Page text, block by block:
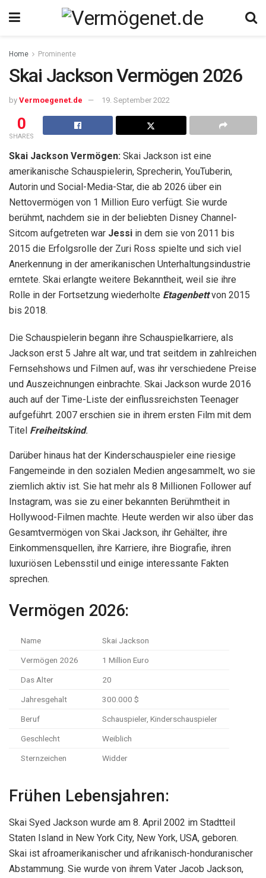
Home Prominente
Skai Jackson Vermögen 2026
by Vermoegenet.de 19. September 2022
0
SHARES
Skai Jackson Vermögen: Skai Jackson ist eine
amerikanische Schauspielerin, Sprecherin, YouTuberin,
Autorin und Social-Media-Star, die ab 2026 über ein
Nettovermögen von 1 Million Euro verfügt. Sie wurde
berühmt, nachdem sie in der beliebten Disney Channel-
Sitcom aufgetreten war Jessi in dem sie von 2011 bis
2015 die Erfolgsrolle der Zuri Ross spielte und sich viel
Anerkennung in der amerikanischen Unterhaltungsindustrie
erntete. Skai erlangte weitere Bekanntheit, weil sie ihre
Rolle in der Fortsetzung wiederholte Etagenbettvon 2015
bis 2018.
Die Schauspielerin begann ihre Schauspielkarriere, als
Jackson erst 5 Jahre alt war, und trat seitdem in zahlreichen
Fernsehshows und Filmen auf, was ihr verschiedene Preise
und Auszeichnungen einbrachte. Skai Jackson wurde 2016
auch auf der Time-Liste der einflussreichsten Teenager
aufgeführt. 2007 erschien sie in ihrem ersten Film mit dem
Titel Freiheitskind.
Darüber hinaus hat der Kinderschauspieler eine riesige
Fangemeinde in den sozialen Medien angesammelt, wo sie
ziemlich aktiv ist. Sie hat mehr als 8 Millionen Follower auf
Instagram, was sie zu einer bekannten Berühmtheit in
Hollywood-Filmen machte. Heute werden wir also über das
Gesamtvermögen von Skai Jackson, ihr Gehälter, ihre
Einkommensquellen, ihre Karriere, ihre Biografie, ihren
luxuriösen Lebensstil und einige interessante Fakten
sprechen.
Vermögen 2026:
Name Skai Jackson
Vermögen 2026 1 Million Euro
Das Alter 20
Jahresgehalt 300.000 $
Beruf Schauspieler, Kinderschauspieler
Geschlecht Weiblich
Sternzeichen Widder
Frühen Lebensjahren:
Skai Syed Jackson wurde am 8. April 2002 im Stadtteil
Staten Island in New York City, New York, USA, geboren.
Skai ist afroamerikanischer und afrikanisch-honduranischer
Abstammung. Sie wurde von ihrem Vater Jacob Jackson,